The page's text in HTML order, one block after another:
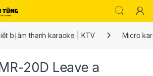
bị âm thanh karaoke | KTV Micro
20D Leave a